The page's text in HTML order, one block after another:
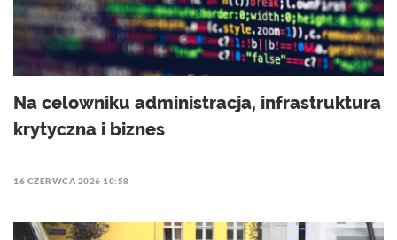
Na celowniku administracja, infrastruktura
krytyczna i biznes
16 CZERWCA 2026 10:58